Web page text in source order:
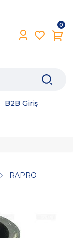
0
B2B Giriş
RAPRO